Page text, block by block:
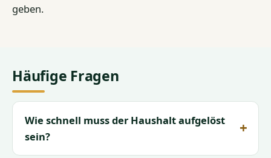
geben.
Häufige Fragen
Wie schnell muss der Haushalt aufgelöst
sein?